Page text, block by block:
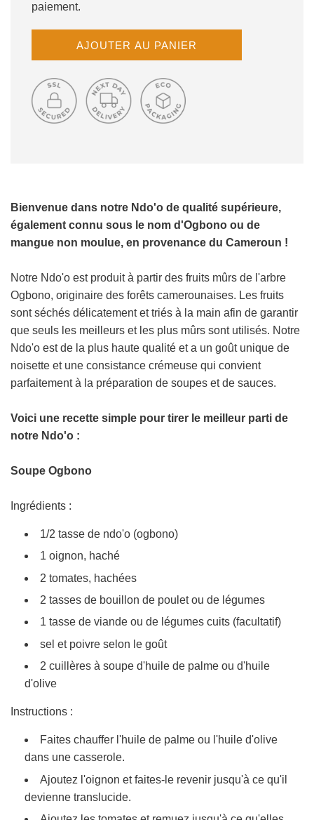
paiement.
C
H
G
N
C
S
.
.
AJOUTER AU PANIER
Bienvenue dans notre Ndo'o de qualité supérieure,
également connu sous le nom d'Ogbono ou de
mangue non moulue, en provenance du Cameroun !
Notre Ndo'o est produit à partir des fruits mûrs de l'arbre
Ogbono, originaire des forêts camerounaises. Les fruits
sont séchés délicatement et triés à la main afin de garantir
que seuls les meilleurs et les plus mûrs sont utilisés. Notre
Ndo'o est de la plus haute qualité et a un goût unique de
noisette et une consistance crémeuse qui convient
parfaitement à la préparation de soupes et de sauces.
Voici une recette simple pour tirer le meilleur parti de
notre Ndo'o :
Soupe Ogbono
Ingrédients :
1/2 tasse de ndo'o (ogbono)
1 oignon, haché
2 tomates, hachées
2 tasses de bouillon de poulet ou de légumes
1 tasse de viande ou de légumes cuits (facultatif)
sel et poivre selon le goût
2 cuillères à soupe d'huile de palme ou d'huile
d'olive
Instructions :
Faites chauffer l'huile de palme ou l'huile d'olive
dans une casserole.
Ajoutez l'oignon et faites-le revenir jusqu'à ce qu'il
devienne translucide.